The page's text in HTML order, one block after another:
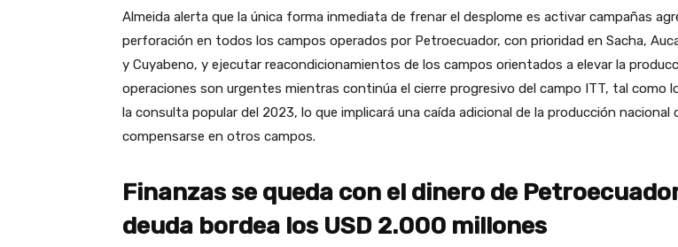
Almeida alerta que la única forma inmediata de frenar el desplome es activar campañas
perforación en todos los campos operados por Petroecuador, con prioridad en Sacha,
y Cuyabeno, y ejecutar reacondicionamientos de los campos orientados a elevar la
operaciones son urgentes mientras continúa el cierre progresivo del campo ITT, tal como
la consulta popular del 2023, lo que implicará una caída adicional de la producción nacional
compensarse en otros campos.
Finanzas se queda con el dinero de
deuda bordea los USD 2.000 millones